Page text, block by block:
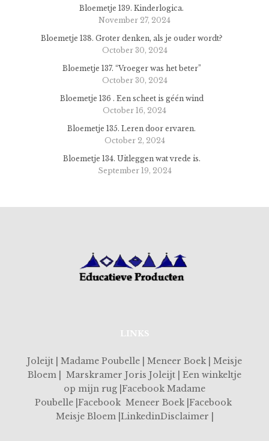
Bloemetje 139. Kinderlogica.
November 27, 2024
Bloemetje 138. Groter denken, als je ouder wordt?
October 30, 2024
Bloemetje 137. “Vroeger was het beter”
October 30, 2024
Bloemetje 136 . Een scheet is géén wind
October 16, 2024
Bloemetje 135. Leren door ervaren.
October 2, 2024
Bloemetje 134. Uitleggen wat vrede is.
September 19, 2024
LINKS
Joleijt | Madame Poubelle | Meneer Boek | Meisje
Bloem | Marskramer Joris Joleijt | Een winkeltje
op mijn rug |Facebook Madame
Poubelle |Facebook Meneer Boek |Facebook
Meisje Bloem |LinkedinDisclaimer |